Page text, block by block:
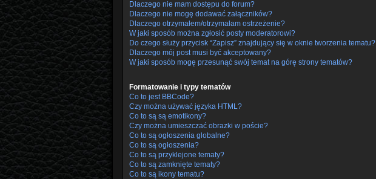
Dlaczego nie mam dostępu do forum?
Dlaczego nie mogę dodawać załączników?
Dlaczego otrzymałem/otrzymałam ostrzeżenie?
W jaki sposób można zgłosić posty moderatorowi?
Do czego służy przycisk “Zapisz” znajdujący się w oknie tworzenia tematu?
Dlaczego mój post musi być akceptowany?
W jaki sposób mogę przesunąć swój temat na górę strony tematów?
Formatowanie i typy tematów
Co to jest BBCode?
Czy można używać języka HTML?
Co to są są emotikony?
Czy można umieszczać obrazki w poście?
Co to są ogłoszenia globalne?
Co to są ogłoszenia?
Co to są przyklejone tematy?
Co to są zamknięte tematy?
Co to są ikony tematu?